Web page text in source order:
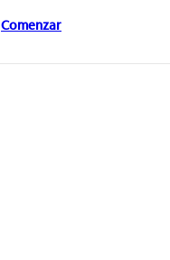
Comenzar